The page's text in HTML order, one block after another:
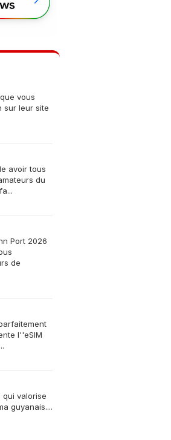
vous
sur leur site
avoir tous
du
Port 2026
de
l''eSIM
valorise
guyanais....